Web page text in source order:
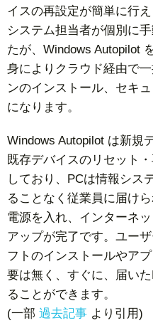
イスの再設定が簡単に行
システム担当者が個別に
たが、Windows Autopilot
身によりクラウド経由で
ンのインストール、セキ
になります。
Windows Autopilot は新規
既存デバイスのリセット
しており、PCは情報シス
ることなく従業員に届け
電源を入れ、インターネ
アップが完了です。ユー
フトのインストールやア
要は無く、すぐに、届い
ることができます。
(一部 過去記事 より引用)